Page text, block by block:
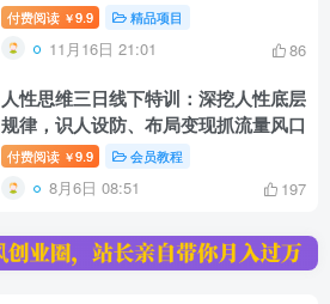
付费阅读 ￥9.9 精品项目
11月16日 21:01 86
人性思维三日线下特训：深挖人性底层
规律，识人设防、布局变现抓流量风口
付费阅读 ￥9.9 会员教程
8月6日 08:51 197